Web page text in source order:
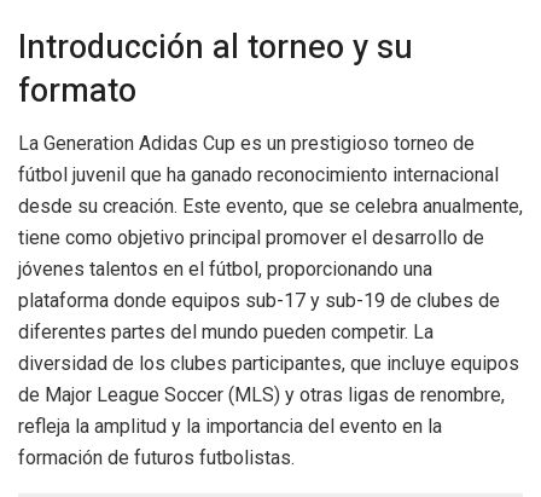
Introducción al torneo y su
formato
La Generation Adidas Cup es un prestigioso torneo de
fútbol juvenil que ha ganado reconocimiento internacional
desde su creación. Este evento, que se celebra anualmente,
tiene como objetivo principal promover el desarrollo de
jóvenes talentos en el fútbol, proporcionando una
plataforma donde equipos sub-17 y sub-19 de clubes de
diferentes partes del mundo pueden competir. La
diversidad de los clubes participantes, que incluye equipos
de Major League Soccer (MLS) y otras ligas de renombre,
refleja la amplitud y la importancia del evento en la
formación de futuros futbolistas.